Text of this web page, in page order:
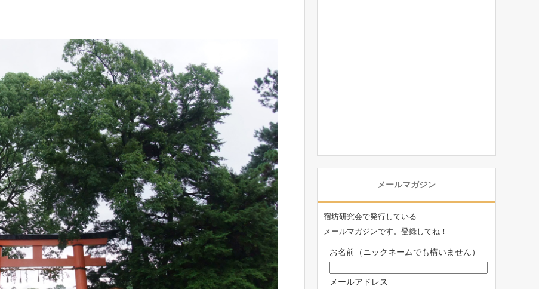
メールマガジン
宿坊研究会で発行している
メールマガジンです。登録してね！
お名前（ニックネームでも構いません）
メールアドレス